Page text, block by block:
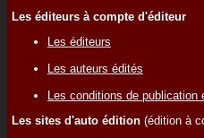
Les éditeurs à compte d'éditeur
Les éditeurs
Les auteurs édités
Les conditions de publication
Les sites d'auto édition (édition à